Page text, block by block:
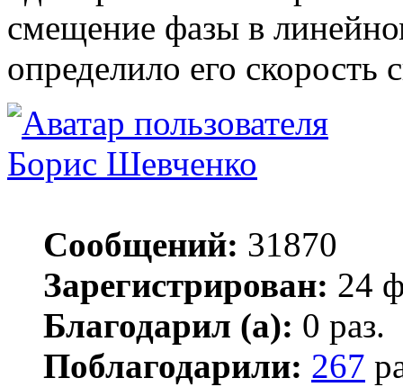
смещение фазы в
определило его
Борис Шевченко
Сообщений: 31870
Зарегистрирован: 24
Благодарил (а): 0 раз.
Поблагодарили: 267